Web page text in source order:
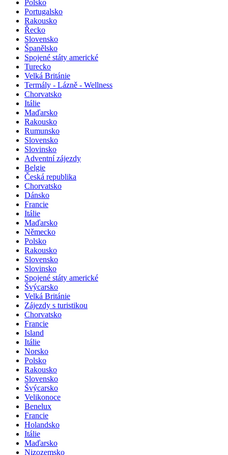
Polsko
Portugalsko
Rakousko
Řecko
Slovensko
Španělsko
Spojené státy americké
Turecko
Velká Británie
Termály - Lázně - Wellness
Chorvatsko
Itálie
Maďarsko
Rakousko
Rumunsko
Slovensko
Slovinsko
Adventní zájezdy
Belgie
Česká republika
Chorvatsko
Dánsko
Francie
Itálie
Maďarsko
Německo
Polsko
Rakousko
Slovensko
Slovinsko
Spojené státy americké
Švýcarsko
Velká Británie
Zájezdy s turistikou
Chorvatsko
Francie
Island
Itálie
Norsko
Polsko
Rakousko
Slovensko
Švýcarsko
Velikonoce
Benelux
Francie
Holandsko
Itálie
Maďarsko
Nizozemsko